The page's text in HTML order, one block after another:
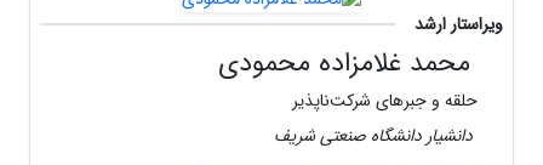
ویراستار ارشد
محمد غلامزاده محمودی
حلقه و جبرهای شرکت‌ناپذیر
دانشیار دانشگاه صنعتی شریف